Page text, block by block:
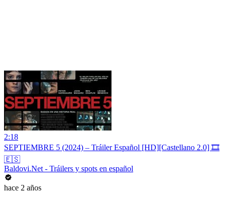
2:18
SEPTIEMBRE 5 (2024) – Tráiler Español [HD][Castellano 2.0] 🎞️
🇪🇸
Baldovi.Net - Tráilers y spots en español
hace 2 años